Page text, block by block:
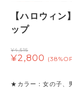
【ハロウィ
ップ
¥4,515
¥2,800
★カラー：女の子、